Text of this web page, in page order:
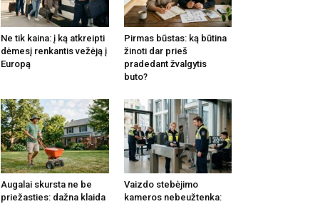
Ne tik kaina: į ką atkreipti
dėmesį renkantis vežėją į
Europą
Pirmas būstas: ką būtina
žinoti dar prieš
pradedant žvalgytis
buto?
Augalai skursta ne be
priežasties: dažna klaida
Vaizdo stebėjimo
kameros nebeužtenka: